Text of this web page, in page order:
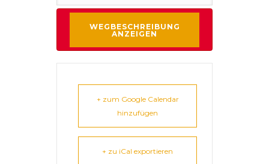
+ zum Google Calendar
hinzufügen
+ zu iCal exportieren